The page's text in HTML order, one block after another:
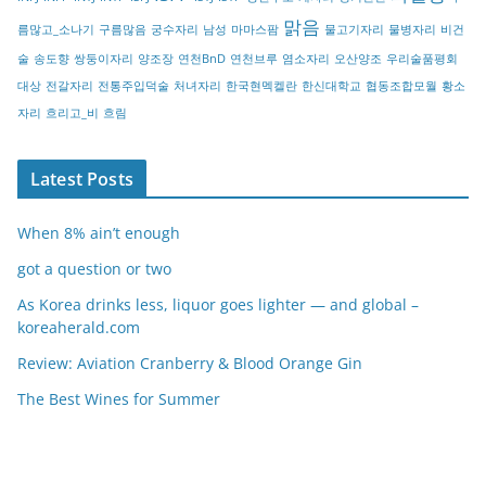
름많고_소나기 구름많음 궁수자리 남성 마마스팜 맑음 물고기자리 물병자리 비건
술 송도향 쌍둥이자리 양조장 연천BnD 연천브루 염소자리 오산양조 우리술품평회
대상 전갈자리 전통주입덕술 처녀자리 한국현멕켈란 한신대학교 협동조합모월 황소
자리 흐리고_비 흐림
Latest Posts
When 8% ain’t enough
got a question or two
As Korea drinks less, liquor goes lighter — and global –
koreaherald.com
Review: Aviation Cranberry & Blood Orange Gin
The Best Wines for Summer